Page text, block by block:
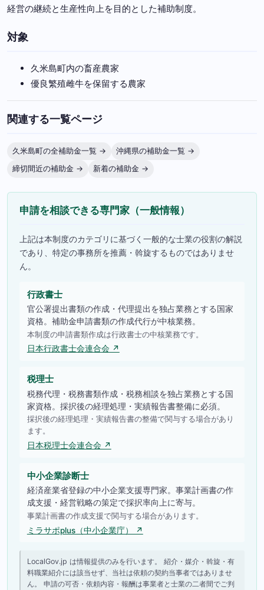
経営の継続と生産性向上を目的とした補助制度。
対象
久米島町内の畜産農家
優良繁殖雌牛を保留する農家
関連する一覧ページ
久米島町の全補助金一覧 →
沖縄県の補助金一覧 →
締切間近の補助金 →
新着の補助金 →
申請を相談できる専門家（一般情報）
上記は本制度のカテゴリに基づく一般的な士業の役割の解説
であり、特定の事務所を推薦・斡旋するものではありませ
ん。
行政書士
官公署提出書類の作成・代理提出を独占業務とする国家
資格。補助金申請書類の作成代行が中核業務。
本制度の申請書類作成は行政書士の中核業務です。
日本行政書士会連合会 ↗
税理士
税務代理・税務書類作成・税務相談を独占業務とする国
家資格。採択後の経理処理・実績報告書整備に必須。
採択後の経理処理・実績報告書の整備で関与する場合があり
ます。
日本税理士会連合会 ↗
中小企業診断士
経済産業省登録の中小企業支援専門家。事業計画書の作
成支援・経営戦略の策定で採択率向上に寄与。
事業計画書の作成支援で関与する場合があります。
ミラサポplus（中小企業庁） ↗
LocalGov.jp は情報提供のみを行います。 紹介・媒介・斡旋・有
料職業紹介には該当せず、当社は依頼の契約当事者ではありませ
ん。 申請の可否・依頼内容・報酬は事業者と士業の二者間でご判